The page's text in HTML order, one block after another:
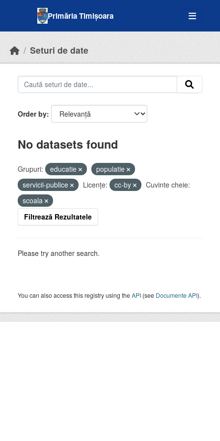
Primăria Timișoara
Seturi de date
Order by
No datasets found
Grupuri: educatie
populatie
servicii-publice
Licenţe: cc-by
Cuvinte cheie:
scoala
Filtrează Rezultatele
Please try another search.
You can also access this registry using theAPI (see Documente API).